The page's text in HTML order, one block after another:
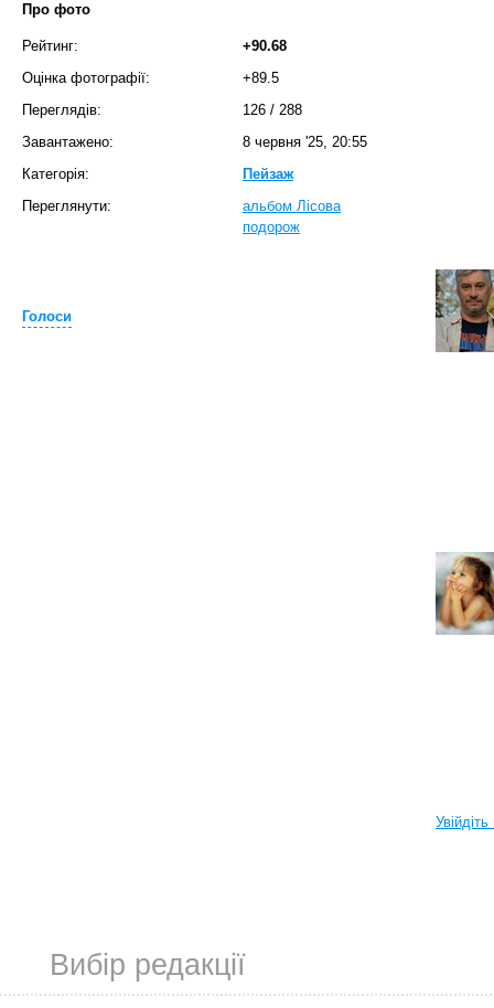
Про фото
Рейтинг:
+90.68
Оцінка фотографії:
+89.5
Переглядів:
126 / 288
Завантажено:
8 червня '25, 20:55
Категорія:
Пейзаж
Переглянути:
альбом Лісова
подорож
Голоси
Вибір редакції